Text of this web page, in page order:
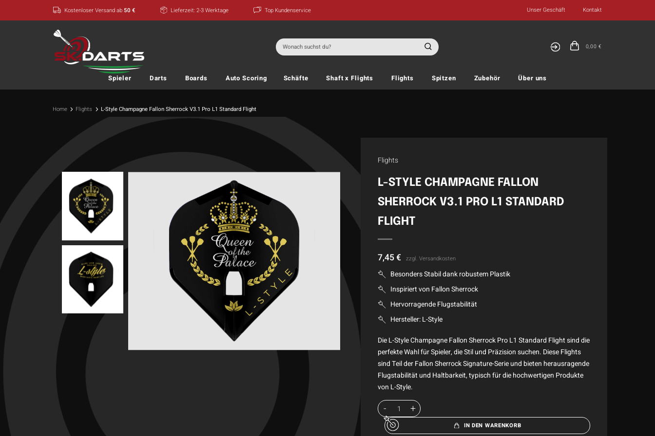
Kostenloser Versand ab50 € Lieferzeit: 2-3 Werktage Top Kundenservice Unser Geschäft Kontakt
Suchen
nach:
0,00 €
Spieler Darts Boards Auto Scoring Schäfte Shaft x Flights Flights Spitzen Zubehör Über uns
Home Flights L-Style Champagne Fallon Sherrock V3.1 Pro L1 Standard Flight
Flights
L-STYLE CHAMPAGNE FALLON
SHERROCK V3.1 PRO L1 STANDARD
FLIGHT
7,45€ zzgl. Versandkosten
Besonders Stabil dank robustem Plastik
Inspiriert von Fallon Sherrock
Hervorragende Flugstabilität
Hersteller: L-Style
Die L-Style Champagne Fallon Sherrock Pro L1 Standard Flight sind die
perfekte Wahl für Spieler, die Stil und Präzision suchen. Diese Flights
sind Teil der Fallon Sherrock Signature-Serie und bieten herausragende
Flugstabilität und Haltbarkeit, typisch für die hochwertigen Produkte
von L-Style.
IN DEN WARENKORB